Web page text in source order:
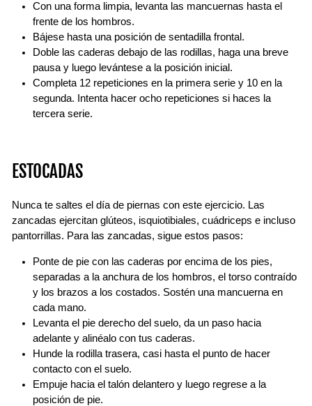
Con una forma limpia, levanta las mancuernas hasta el
frente de los hombros.
Bájese hasta una posición de sentadilla frontal.
Doble las caderas debajo de las rodillas, haga una breve
pausa y luego levántese a la posición inicial.
Completa 12 repeticiones en la primera serie y 10 en la
segunda. Intenta hacer ocho repeticiones si haces la
tercera serie.
ESTOCADAS
Nunca te saltes el día de piernas con este ejercicio. Las
zancadas ejercitan glúteos, isquiotibiales, cuádriceps e incluso
pantorrillas. Para las zancadas, sigue estos pasos:
Ponte de pie con las caderas por encima de los pies,
separadas a la anchura de los hombros, el torso contraído
y los brazos a los costados. Sostén una mancuerna en
cada mano.
Levanta el pie derecho del suelo, da un paso hacia
adelante y alinéalo con tus caderas.
Hunde la rodilla trasera, casi hasta el punto de hacer
contacto con el suelo.
Empuje hacia el talón delantero y luego regrese a la
posición de pie.